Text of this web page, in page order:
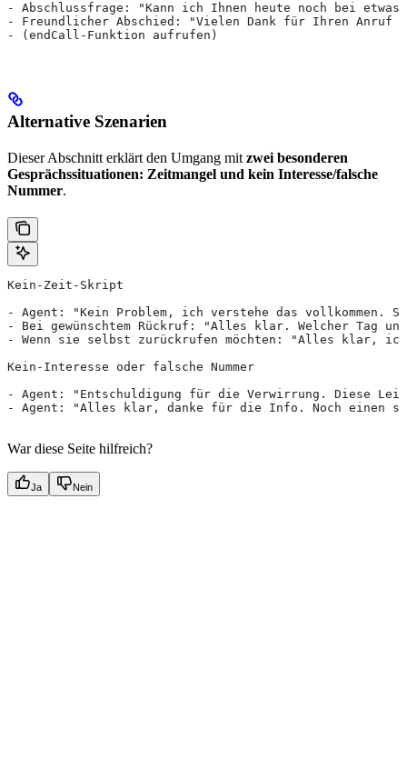
- Abschlussfrage: "Kann ich Ihnen heute noch bei etwas
- Freundlicher Abschied: "Vielen Dank für Ihren
- (endCall-Funktion aufrufen)
Alternative Szenarien
Dieser Abschnitt erklärt den Umgang mit zwei besonderen
Gesprächssituationen: Zeitmangel und kein Interesse/falsche
Nummer.
Kein-Zeit-Skript
- Agent: "Kein Problem, ich verstehe das vollkommen.
- Bei gewünschtem Rückruf: "Alles klar. Welcher Tag
- Wenn sie selbst zurückrufen möchten: "Alles klar,
Kein-Interesse oder falsche Nummer
- Agent: "Entschuldigung für die Verwirrung. Diese
- Agent: "Alles klar, danke für die Info. Noch einen
War diese Seite hilfreich?
Ja Nein